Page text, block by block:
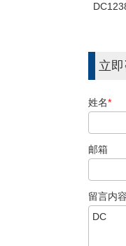
立
姓名*
邮箱
留言内容